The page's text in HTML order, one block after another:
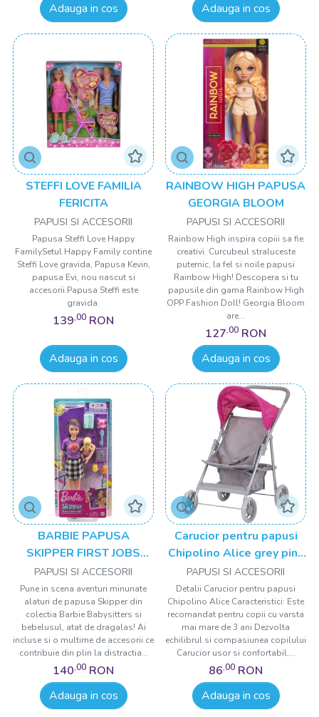
Adauga in cos
Adauga in cos
STEFFI LOVE FAMILIA
FERICITA
PAPUSI SI ACCESORII
Papusa Steffi Love Happy
FamilySetul Happy Family contine
Steffi Love gravida, Papusa Kevin,
papusa Evi, nou nascut si
accesorii.Papusa Steffi este
gravida.
139,00 RON
Adauga in cos
RAINBOW HIGH PAPUSA
GEORGIA BLOOM
PAPUSI SI ACCESORII
Rainbow High inspira copiii sa fie
creativi. Curcubeul straluceste
puternic, la fel si noile papusi
Rainbow High! Descopera si tu
papusile din gama Rainbow High
OPP Fashion Doll! Georgia Bloom
are...
127,00 RON
Adauga in cos
BARBIE PAPUSA
SKIPPER FIRST JOBS
BABYSITTER PAPUSA
SATENA
PAPUSI SI ACCESORII
Pune in scena aventuri minunate
alaturi de papusa Skipper din
colectia Barbie Babysitters si
bebelusul, atat de dragalas! Ai
incluse si o multime de accesorii ce
contribuie din plin la distractia...
140,00 RON
Adauga in cos
Carucior pentru papusi
Chipolino Alice grey pink
linen
PAPUSI SI ACCESORII
Detalii Carucior pentru papusi
Chipolino Alice Caracteristici: Este
recomandat pentru copii cu varsta
mai mare de 3 ani Dezvolta
echilibrul si compasiunea copilului
Carucior usor si confortabil,...
86,00 RON
Adauga in cos